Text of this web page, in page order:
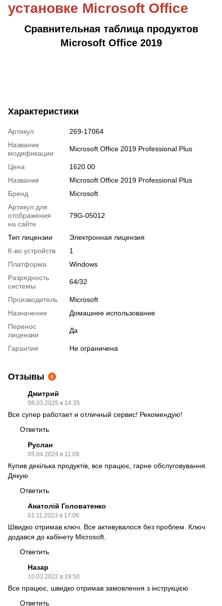
установке Microsoft Office
Сравнительная таблица продуктов
Microsoft Office 2019
Характеристики
Артикул
269-17064
Название
модификации
Microsoft Office 2019 Professional Plus
Цена
1620.00
Название
Microsoft Office 2019 Professional Plus
Бренд
Microsoft
Артикул для
отображения
на сайте
79G-05012
Тип лицензии
Электронная лицензия
К-во устройств
1
Платформа
Windows
Разрядность
системы
64/32
Производитель
Microsoft
Назначение
Домашнее использование
Перенос
лицензии
Да
Гарантия Не ограничена
Отзывы 6
Дмитрий
08.03.2025 в 14:35
Все супер работает и отличный сервис! Рекомендую!
Ответить
Руслан
05.04.2024 в 11:09
Купив декілька продуктів, все працює, гарне обслуговування.
Дякую
Ответить
Анатолій Головатенко
01.11.2023 в 17:06
Швидко отримав ключ. Все активувалося без проблем. Ключ
додався до кабінету Microsoft.
Ответить
Назар
10.03.2022 в 19:50
Все працює, швидко отримав замовлення з інструкцією
Ответить